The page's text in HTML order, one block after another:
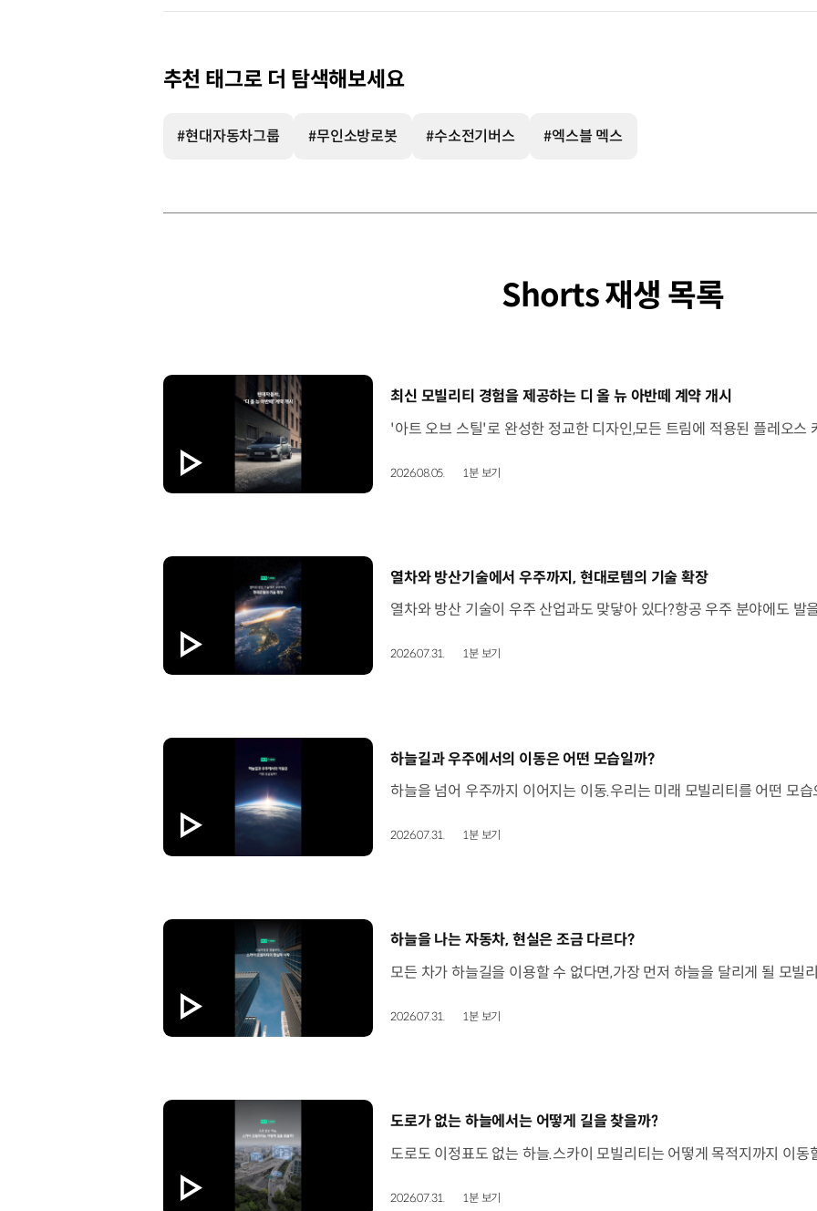
추천 태그로 더 탐색해보세요
#현대자동차그룹 #무인소방로봇 #수소전기버스 #엑스블 멕스
Shorts 재생 목록
[동영상]
최신 모빌리티 경험을 제공하는 디 올 뉴 아반떼 계약 개시
2026.08.05. 1분 보기
[동영상]
열차와 방산기술에서 우주까지, 현대로템의 기술 확장
2026.07.31. 1분 보기
[동영상]
하늘길과 우주에서의 이동은 어떤 모습일까?
2026.07.31. 1분 보기
[동영상]
하늘을 나는 자동차, 현실은 조금 다르다?
2026.07.31. 1분 보기
[동영상]
도로가 없는 하늘에서는 어떻게 길을 찾을까?
2026.07.31. 1분 보기